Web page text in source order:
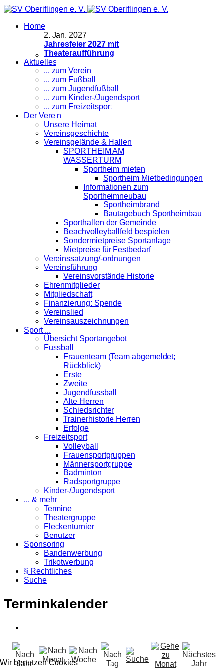
Home
2. Jan. 2027
Jahresfeier 2027 mit
Theateraufführung
Aktuelles
... zum Verein
... zum Fußball
... zum Jugendfußball
... zum Kinder-/Jugendsport
... zum Freizeitsport
Der Verein
Unsere Heimat
Vereinsgeschichte
Vereinsgelände & Hallen
SPORTHEIM AM
WASSERTURM
Sportheim mieten
Sportheim Mietbedingungen
Informationen zum
Sportheimneubau
Sportheimbrand
Bautagebuch Sportheimbau
Sporthallen der Gemeinde
Beachvolleyballfeld bespielen
Sondermietpreise Sportanlage
Mietpreise für Festbedarf
Vereinssatzung/-ordnungen
Vereinsführung
Vereinsvorstände Historie
Ehrenmitglieder
Mitgliedschaft
Finanzierung: Spende
Vereinslied
Vereinsauszeichnungen
Sport ...
Übersicht Sportangebot
Fussball
Frauenteam (Team abgemeldet;
Rückblick)
Erste
Zweite
Jugendfussball
Alte Herren
Schiedsrichter
Trainerhistorie Herren
Erfolge
Freizeitsport
Volleyball
Frauensportgruppen
Männersportgruppe
Badminton
Radsportgruppe
Kinder-/Jugendsport
... & mehr
Termine
Theatergruppe
Fleckenturnier
Benutzer
Sponsoring
Bandenwerbung
Trikotwerbung
§ Rechtliches
Suche
Terminkalender
Wir benutzen Cookies